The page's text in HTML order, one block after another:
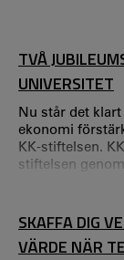
TVÅ
UNIVERSITET
Nu står det
ekonomi
KK-stiftelsen.
stiftelsen
SKAFFA DIG
VÄRDE NÄR